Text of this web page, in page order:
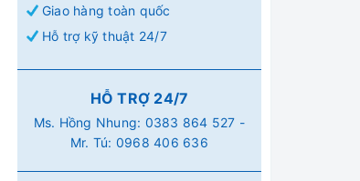
Giao hàng toàn quốc
Hỗ trợ kỹ thuật 24/7
HỖ TRỢ 24/7
Ms. Hồng Nhung: 0383 864 527 -
Mr. Tú: 0968 406 636